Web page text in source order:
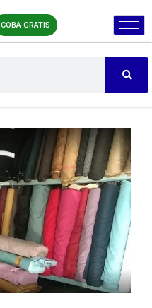
COBA GRATIS